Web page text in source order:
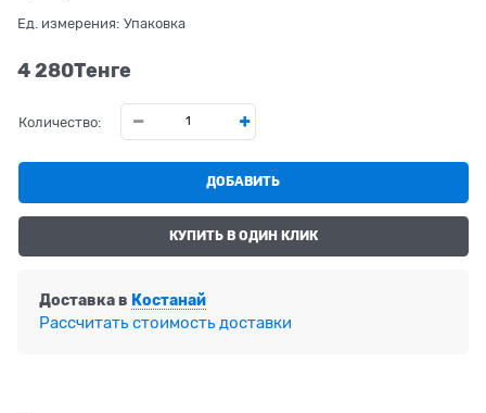
Ед. измерения: Упаковка
4 280Tенге
Количество:
ДОБАВИТЬ
КУПИТЬ В ОДИН КЛИК
Доставка в Костанай
Рассчитать стоимость доставки